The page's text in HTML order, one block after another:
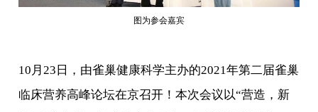
图为参会嘉宾
10月23日，由雀巢健康科学主办的2021年第二届雀巢
临床营养高峰论坛在京召开！本次会议以“营造，新